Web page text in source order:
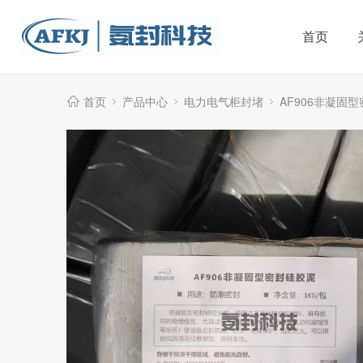
首页
首页 产品中心 电力电气柜封堵 AF906非凝固型